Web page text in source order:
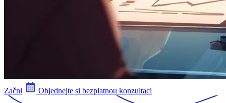
Začni Objednejte si bezplatnou konzultaci